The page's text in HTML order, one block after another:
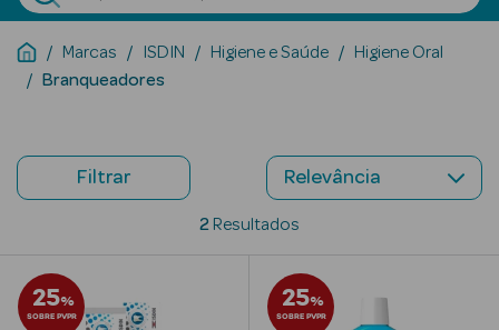
Ver Tudo
Beauty Season
Cosmética
Luxo
Marcas ISDIN Higiene e Saúde
Higiene Oral
Branqueadores
Filtrar
2 Resultados
25%
SOBRE PVPR
25%
SOBRE PVPR